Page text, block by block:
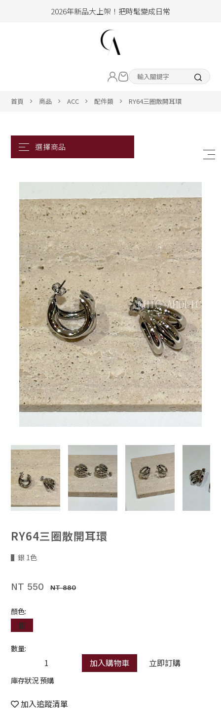
加入會員即享100元購物金
2026年新品大上架！把時髦變成日常
加入會員即享100元購物金
CLOTHING
BOTTOM
ACC&SHOE
BIG SALE
CA made
首頁 商品 ACC 配件類 RY64三圈散開耳環
RY64三圈散開耳環
▌銀 1色
NT 550 NT 880
顏色:
銀
數量:
加入購物車 立即訂購
庫存狀況 預購
加入追蹤清單